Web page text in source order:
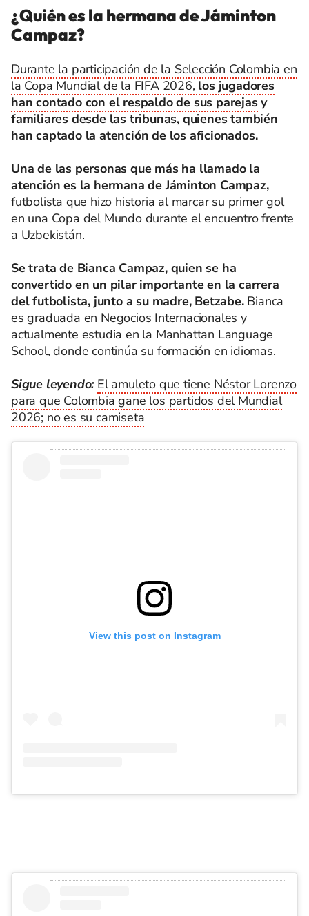
¿Quién es la hermana de Jáminton
Campaz?
Durante la participación de la Selección Colombia en
la Copa Mundial de la FIFA 2026, los jugadores
han contado con el respaldo de sus parejasy
familiares desde las tribunas, quienes también
han captado la atención de los aficionados.
Una de las personas que más ha llamado la
atención es la hermana de Jáminton Campaz,
futbolista que hizo historia al marcar su primer gol
en una Copa del Mundo durante el encuentro frente
a Uzbekistán.
Se trata de Bianca Campaz, quien se ha
convertido en un pilar importante en la carrera
del futbolista, junto a su madre, Betzabe. Bianca
es graduada en Negocios Internacionales y
actualmente estudia en la Manhattan Language
School, donde continúa su formación en idiomas.
Sigue leyendo: El amuleto que tiene Néstor Lorenzo
para que Colombia gane los partidos del Mundial
2026; no es su camiseta
View this post on Instagram